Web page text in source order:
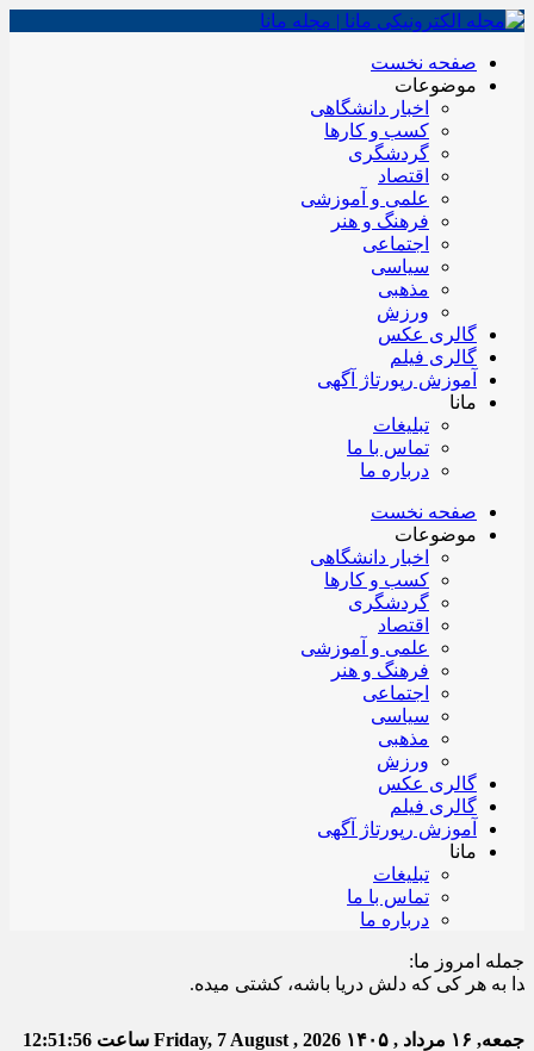
صفحه نخست
موضوعات
اخبار دانشگاهی
کسب و کارها
گردشگری
اقتصاد
علمی و آموزشی
فرهنگ و هنر
اجتماعی
سیاسی
مذهبی
ورزش
گالری عکس
گالری فیلم
آموزش رپورتاژ آگهی
مانا
تبلیغات
تماس با ما
درباره ما
صفحه نخست
موضوعات
اخبار دانشگاهی
کسب و کارها
گردشگری
اقتصاد
علمی و آموزشی
فرهنگ و هنر
اجتماعی
سیاسی
مذهبی
ورزش
گالری عکس
گالری فیلم
آموزش رپورتاژ آگهی
مانا
تبلیغات
تماس با ما
درباره ما
جمله امروز ما:
هر کی که دلش دریا باشه، کشتی میده.
جمعه, ۱۶ مرداد , ۱۴۰۵ Friday, 7 August , 2026 ساعت 12:51:56